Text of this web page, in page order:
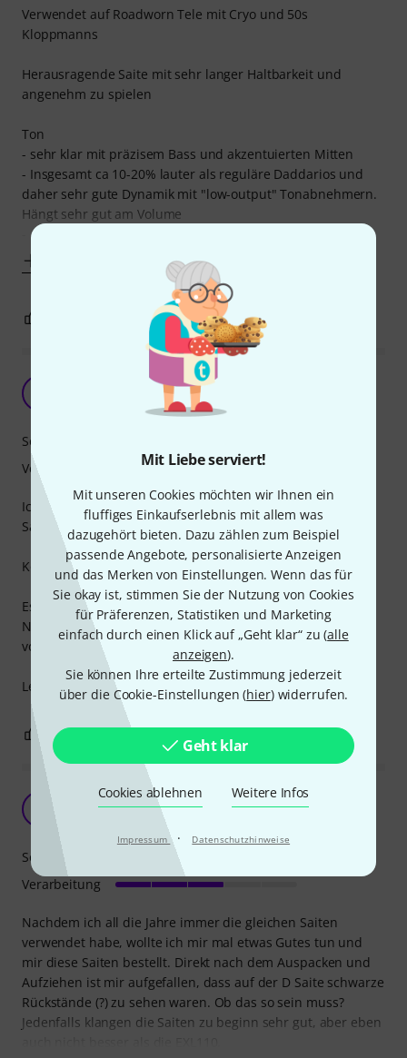
Mit Liebe serviert!
Mit unseren Cookies möchten wir Ihnen ein
fluffiges Einkaufserlebnis mit allem was
dazugehört bieten. Dazu zählen zum Beispiel
passende Angebote, personalisierte Anzeigen
und das Merken von Einstellungen. Wenn das für
Sie okay ist, stimmen Sie der Nutzung von Cookies
für Präferenzen, Statistiken und Marketing
einfach durch einen Klick auf „Geht klar“ zu (alle
anzeigen).
Sie können Ihre erteilte Zustimmung jederzeit
über die Cookie-Einstellungen (hier) widerrufen.
Geht klar
Cookies ablehnen Weitere Infos
Impressum · Datenschutzhinweise
Verwendet auf Roadworn Tele mit Cryo und 50s
Kloppmanns
Herausragende Saite mit sehr langer Haltbarkeit und
angenehm zu spielen
Ton
- sehr klar mit präzisem Bass und akzentuierten Mitten
- Insgesamt ca 10-20% lauter als reguläre Daddarios und
daher sehr gute Dynamik mit "low-output" Tonabnehmern.
Hängt sehr gut am Volume
BEWERTUNG MELDEN
Teuer, aber GUT!
Thorsten3570 22.08.2017
Ich habe gedacht, das das bischen Differenz in der
Saitenspannung sich nicht großartig bemerkbar macht.
Kompletter Irrtum!
Es geht alles leichter, aber ungewohnt von der Hand.
Nach einer kleinen Eingewöhnungszeit bin ich vollkommen
von diesen Saiten überzeugt.
Leider im Vergleich zu meinen vorigen EX110 extrem teuer.
Sound
Verarbeitung
0
Ich hätte mehr erwartet
Carnologe 23.06.2020
Nachdem ich all die Jahre immer die gleichen Saiten
verwendet habe, wollte ich mir mal etwas Gutes tun und
mir diese Saiten bestellt. Direkt nach dem Auspacken und
Aufziehen ist mir aufgefallen, dass auf der D Saite schwarze
Rückstände (?) zu sehen waren. Ob das so sein muss?
Jedenfalls klangen die Saiten zu beginn sehr gut, aber eben
Sound
Verarbeitung